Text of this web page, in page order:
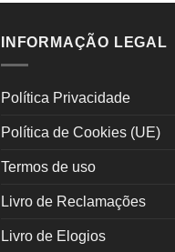
INFORMAÇÃO LEGAL
Política Privacidade
Política de Cookies (UE)
Termos de uso
Livro de Reclamações
Livro de Elogios